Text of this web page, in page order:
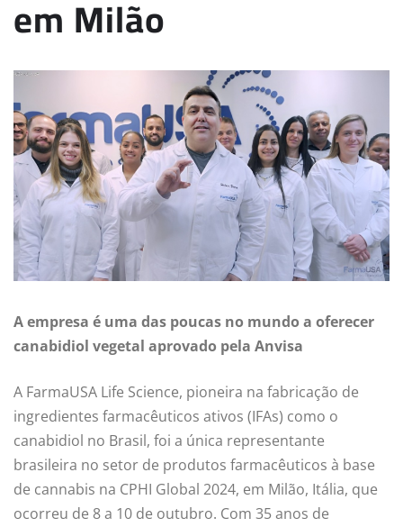
em Milão
A empresa é uma das poucas no mundo a oferecer
canabidiol vegetal aprovado pela Anvisa
A FarmaUSA Life Science, pioneira na fabricação de
ingredientes farmacêuticos ativos (IFAs) como o
canabidiol no Brasil, foi a única representante
brasileira no setor de produtos farmacêuticos à base
de cannabis na CPHI Global 2024, em Milão, Itália, que
ocorreu de 8 a 10 de outubro. Com 35 anos de